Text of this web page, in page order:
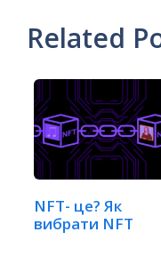
Related
NFT- це? Як
вибрати NFT